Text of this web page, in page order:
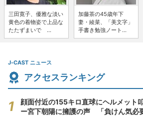
三田寛子、優雅な淡い
黄色の着物姿で上品な
たたずまいで ...
加藤茶の45歳年下
妻・綾菜、「美文字」
手書き勉強ノート...
J-CAST ニュース
アクセスランキング
顔面付近の155キロ直球にヘルメット
ー宮下朝陽に擁護の声 「負けん気必